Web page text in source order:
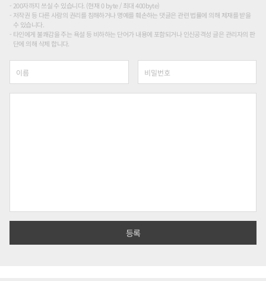
200자까지 쓰실 수 있습니다. (현재 0 byte / 최대 400byte)
저작권 등 다른 사람의 권리를 침해하거나 명예를 훼손하는 댓글은 관련 법률에 의해 제재를 받을
수 있습니다.
타인에게 불쾌감을 주는 욕설 등 비하하는 단어가 내용에 포함되거나 인신공격성 글은 관리자의 판
단에 의해 삭제 합니다.